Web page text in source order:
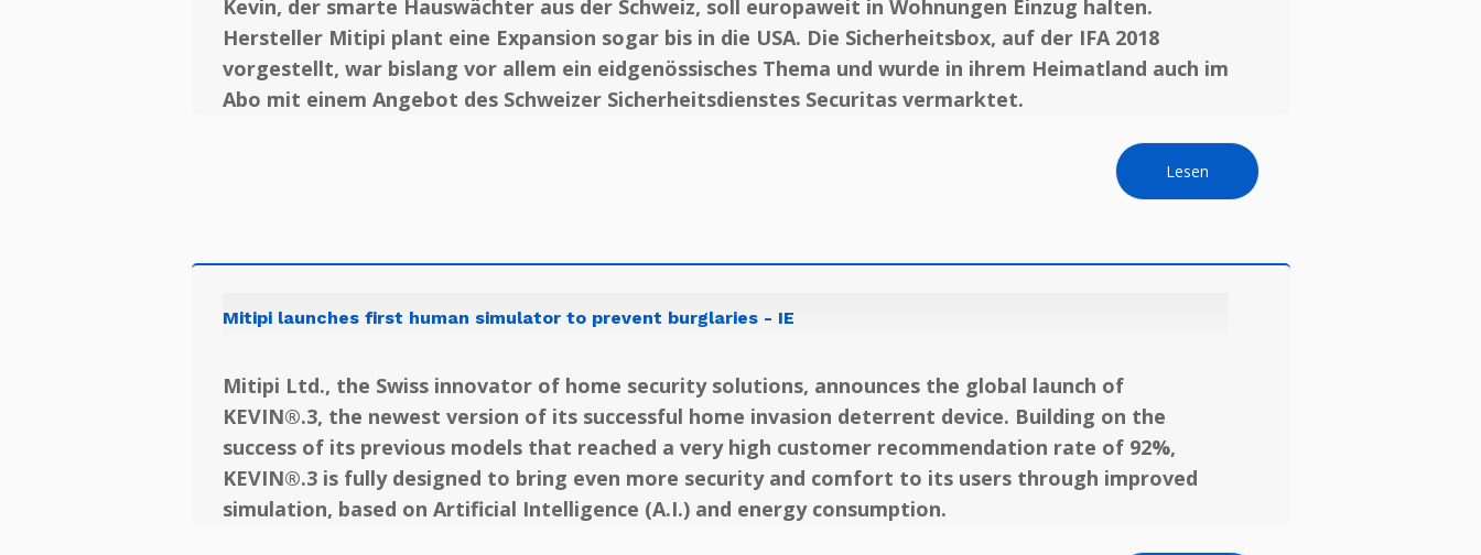
Kevin, der smarte Hauswächter aus der Schweiz, soll europaweit in Wohnungen Einzug halten.
Hersteller Mitipi plant eine Expansion sogar bis in die USA. Die Sicherheitsbox, auf der IFA 2018
vorgestellt, war bislang vor allem ein eidgenössisches Thema und wurde in ihrem Heimatland auch im
Abo mit einem Angebot des Schweizer Sicherheitsdienstes Securitas vermarktet.
Lesen
Mitipi launches first human simulator to prevent burglaries - IE
Mitipi Ltd., the Swiss innovator of home security solutions, announces the global launch of
KEVIN®.3, the newest version of its successful home invasion deterrent device. Building on the
success of its previous models that reached a very high customer recommendation rate of 92%,
KEVIN®.3 is fully designed to bring even more security and comfort to its users through improved
simulation, based on Artificial Intelligence (A.I.) and energy consumption.